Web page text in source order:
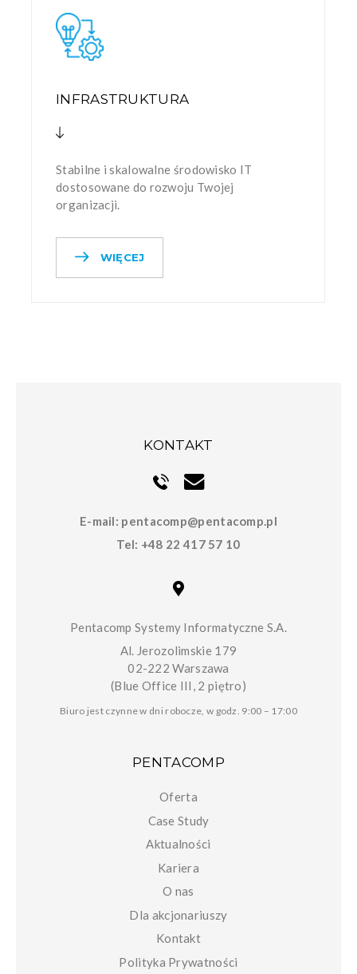
INFRASTRUKTURA
Stabilne i skalowalne środowisko IT
dostosowane do rozwoju Twojej
organizacji.
WIĘCEJ
KONTAKT
E-mail: pentacomp@pentacomp.pl
Tel: +48 22 417 57 10
Pentacomp Systemy Informatyczne S.A.
Al. Jerozolimskie 179
02-222 Warszawa
(Blue Office III, 2 piętro)
Biuro jest czynne w dni robocze, w godz. 9:00 – 17:00
PENTACOMP
Oferta
Case Study
Aktualności
Kariera
O nas
Dla akcjonariuszy
Kontakt
Polityka Prywatności